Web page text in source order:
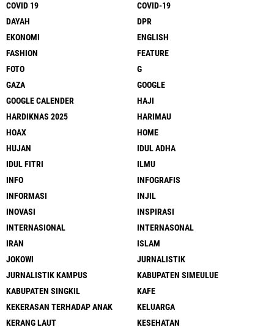
COVID 19
COVID-19
DAYAH
DPR
EKONOMI
ENGLISH
FASHION
FEATURE
FOTO
G
GAZA
GOOGLE
GOOGLE CALENDER
HAJI
HARDIKNAS 2025
HARIMAU
HOAX
HOME
HUJAN
IDUL ADHA
IDUL FITRI
ILMU
INFO
INFOGRAFIS
INFORMASI
INJIL
INOVASI
INSPIRASI
INTERNASIONAL
INTERNASONAL
IRAN
ISLAM
JOKOWI
JURNALISTIK
JURNALISTIK KAMPUS
KABUPATEN SIMEULUE
KABUPATEN SINGKIL
KAFE
KEKERASAN TERHADAP ANAK
KELUARGA
KERANG LAUT
KESEHATAN